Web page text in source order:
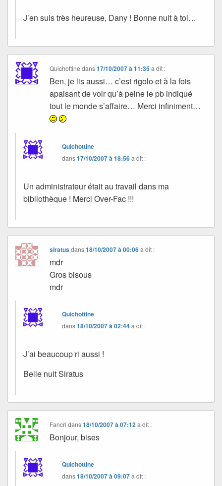
J’en suis très heureuse, Dany ! Bonne nuit à toi…
Quichottine dans17/10/2007 à 11:35 a dit :
Ben, je lis aussi… c’est rigolo et à la fois
apaisant de voir qu’à peine le pb indiqué
tout le monde s’affaire… Merci infiniment…
Quichottine
dans17/10/2007 à 18:56a dit :
Un administrateur était au travail dans ma
bibliothèque ! Merci Over-Fac !!!
siratusdans18/10/2007 à 00:06 a dit :
mdr
Gros bisous
mdr
Quichottine
dans18/10/2007 à 02:44a dit :
J’ai beaucoup ri aussi !
Belle nuit Siratus
Fancri dans18/10/2007 à 07:12 a dit :
Bonjour, bises
Quichottine
dans18/10/2007 à 09:07a dit :